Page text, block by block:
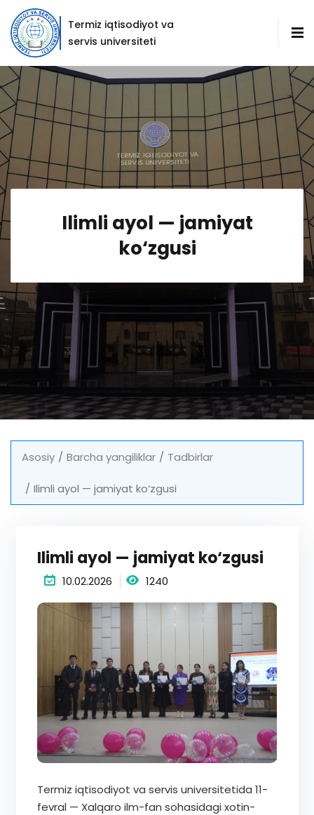
Termiz iqtisodiyot va
servis universiteti
Ilimli ayol — jamiyat
ko‘zgusi
Asosiy Barcha yangiliklar Tadbirlar
Ilimli ayol — jamiyat ko‘zgusi
Ilimli ayol — jamiyat ko‘zgusi
10.02.2026 1240
Termiz iqtisodiyot va servis universitetida 11-
fevral — Xalqaro ilm-fan sohasidagi xotin-